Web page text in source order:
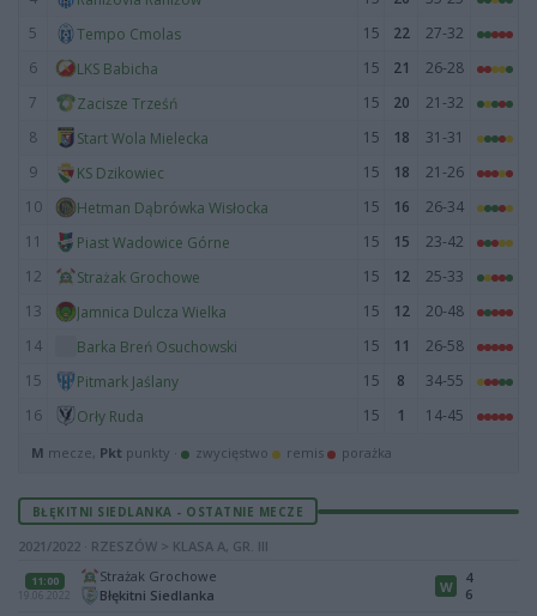
5
Tempo Cmolas 15 22
27-32
6
LKS Babicha 15 21
26-28
7
Zacisze Trześń 15 20
21-32
8
Start Wola Mielecka 15 18
31-31
9
KS Dzikowiec 15 18
21-26
10
Hetman Dąbrówka Wisłocka 15 16
26-34
11
Piast Wadowice Górne 15 15
23-42
12
Strażak Grochowe 15 12
25-33
13
Jamnica Dulcza Wielka 15 12
20-48
14
Barka Breń Osuchowski 15 11
26-58
15
Pitmark Jaślany 15 8
34-55
16
Orły Ruda 15 1 14-45
M mecze, Pkt punkty · zwycięstwo remis porażka
BŁĘKITNI SIEDLANKA - OSTATNIE MECZE
2021/2022 · RZESZÓW > KLASA A, GR. III
11:00
19.06.2022
Strażak Grochowe
Błękitni Siedlanka
W
4
6